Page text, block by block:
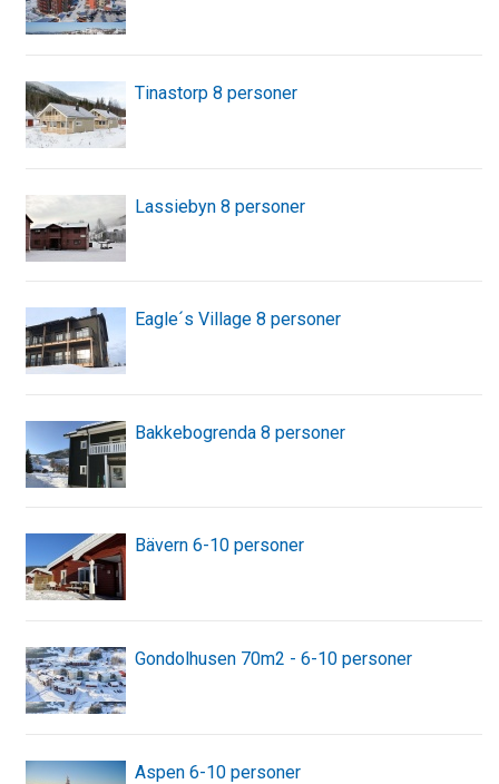
Tinastorp 8 personer
Lassiebyn 8 personer
Eagle´s Village 8 personer
Bakkebogrenda 8 personer
Bävern 6-10 personer
Gondolhusen 70m2 - 6-10 personer
Aspen 6-10 personer